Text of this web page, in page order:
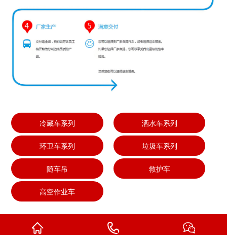
冷藏车系列 洒水车系列
环卫车系列 垃圾车系列
随车吊 救护车
高空作业车